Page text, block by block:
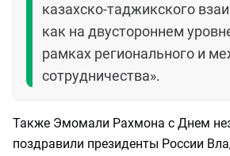
казахско-таджикского
как на двустороннем
рамках регионального и
сотрудничества».
Также Эмомали Рахмона с Днем
поздравили президенты России